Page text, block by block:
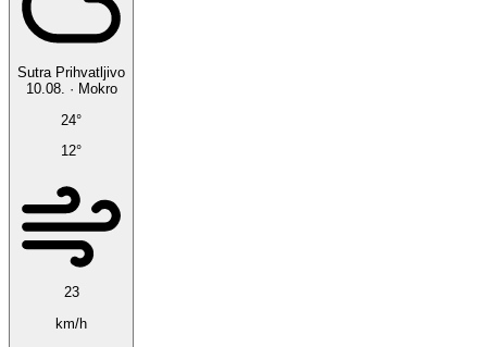
Sutra Prihvatljivo
10.08. · Mokro
24°
12°
23
km/h